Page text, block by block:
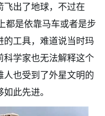
出了地球，不过在
都是依靠马车或者是步
工具，难道说当时玛
学家也无法解释这个
也受到了外星文明的
此先进。